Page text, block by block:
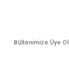
Bültenimize Üye